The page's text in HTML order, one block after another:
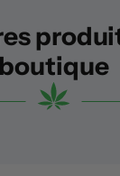
boutique